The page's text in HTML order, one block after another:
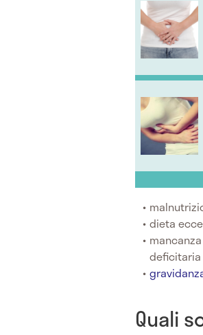
dieta
deficitaria
Quali